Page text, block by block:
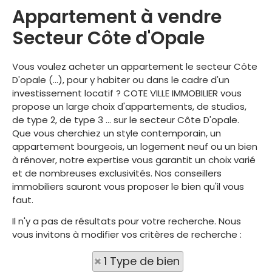
Appartement à vendre
Secteur Côte d'Opale
Vous voulez acheter un appartement le secteur Côte
D'opale (...), pour y habiter ou dans le cadre d'un
investissement locatif ? COTE VILLE IMMOBILIER vous
propose un large choix d'appartements, de studios,
de type 2, de type 3 ... sur le secteur Côte D'opale.
Que vous cherchiez un style contemporain, un
appartement bourgeois, un logement neuf ou un bien
à rénover, notre expertise vous garantit un choix varié
et de nombreuses exclusivités. Nos conseillers
immobiliers sauront vous proposer le bien qu'il vous
faut.
Il n'y a pas de résultats pour votre recherche. Nous
vous invitons à modifier vos critères de recherche :
1 Type de bien